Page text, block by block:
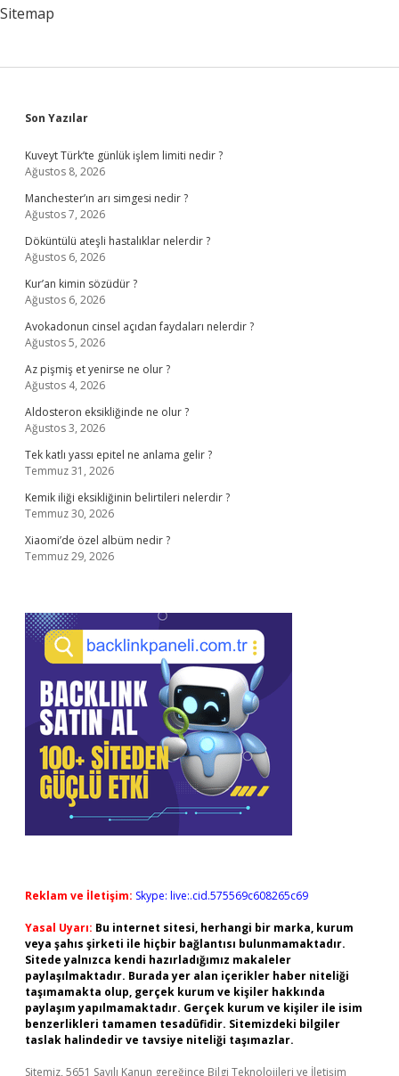
Sitemap
Sidebar
Son Yazılar
Kuveyt Türk’te günlük işlem limiti nedir ?
Ağustos 8, 2026
Manchester’ın arı simgesi nedir ?
Ağustos 7, 2026
Döküntülü ateşli hastalıklar nelerdir ?
Ağustos 6, 2026
Kur’an kimin sözüdür ?
Ağustos 6, 2026
Avokadonun cinsel açıdan faydaları nelerdir ?
Ağustos 5, 2026
Az pişmiş et yenirse ne olur ?
Ağustos 4, 2026
Aldosteron eksikliğinde ne olur ?
Ağustos 3, 2026
Tek katlı yassı epitel ne anlama gelir ?
Temmuz 31, 2026
Kemik iliği eksikliğinin belirtileri nelerdir ?
Temmuz 30, 2026
Xiaomi’de özel albüm nedir ?
Temmuz 29, 2026
Reklam ve İletişim: Skype: live:.cid.575569c608265c69
Yasal Uyarı: Bu internet sitesi, herhangi bir marka, kurum
veya şahıs şirketi ile hiçbir bağlantısı bulunmamaktadır.
Sitede yalnızca kendi hazırladığımız makaleler
paylaşılmaktadır. Burada yer alan içerikler haber niteliği
taşımamakta olup, gerçek kurum ve kişiler hakkında
paylaşım yapılmamaktadır. Gerçek kurum ve kişiler ile isim
benzerlikleri tamamen tesadüfidir. Sitemizdeki bilgiler
taslak halindedir ve tavsiye niteliği taşımazlar.
Sitemiz, 5651 Sayılı Kanun gereğince Bilgi Teknolojileri ve İletişim